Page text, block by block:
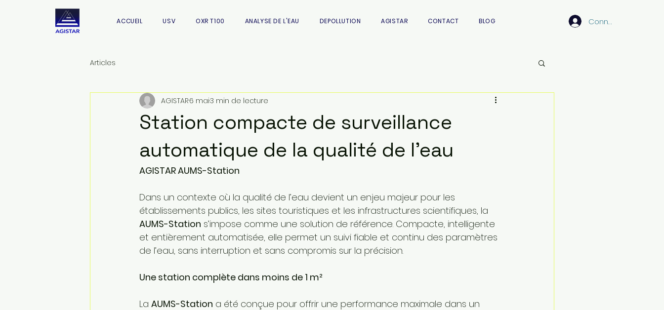
ACCUEIL USV OXR T100 ANALYSE DE L'EAU DEPOLLUTION AGISTAR CONTACT BLOG Connexion
Articles
Station compacte de surveillance
automatique de la qualité de l’eau
AGISTAR6 mai3 min de lecture
AGISTAR AUMS-Station
Dans un contexte où la qualité de l’eau devient un enjeu majeur pour les
établissements publics, les sites touristiques et les infrastructures scientifiques, la
AUMS-Station s’impose comme une solution de référence. Compacte, intelligente
et entièrement automatisée, elle permet un suivi fiable et continu des paramètres
de l’eau, sans interruption et sans compromis sur la précision.
Une station complète dans moins de 1 m²
La AUMS-Station a été conçue pour offrir une performance maximale dans un